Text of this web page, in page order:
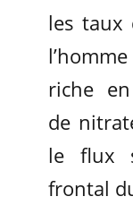
les taux
riche
de
le flux
frontal